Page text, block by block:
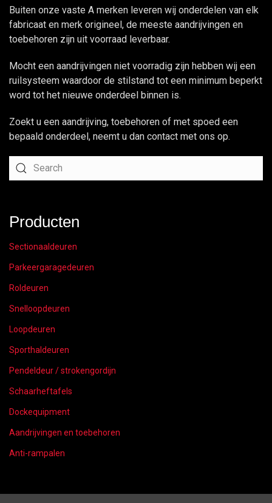
Buiten onze vaste A merken leveren wij onderdelen van elk
fabricaat en merk origineel, de meeste aandrijvingen en
toebehoren zijn uit voorraad leverbaar.
Mocht een aandrijvingen niet voorradig zijn hebben wij een
ruilsysteem waardoor de stilstand tot een minimum beperkt
word tot het nieuwe onderdeel binnen is.
Zoekt u een aandrijving, toebehoren of met spoed een
bepaald onderdeel, neemt u dan contact met ons op.
Producten
Sectionaaldeuren
Parkeergaragedeuren
Roldeuren
Snelloopdeuren
Loopdeuren
Sporthaldeuren
Pendeldeur / strokengordijn
Schaarheftafels
Dockequipment
Aandrijvingen en toebehoren
Anti-rampalen